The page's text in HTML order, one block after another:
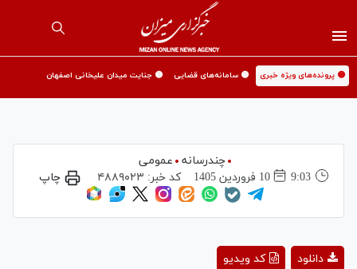
🟡 پرونده‌های ویژه خبری 🟡 سامانه‌های قضایی 🟡 جنایت میدان علیخانی اصفهان
چندرسانه
عمومی
9:03
10 فروردين 1405 کد خبر: ۴۸۸۹۰۲۳ چاپ
کد ویدیو دانلود